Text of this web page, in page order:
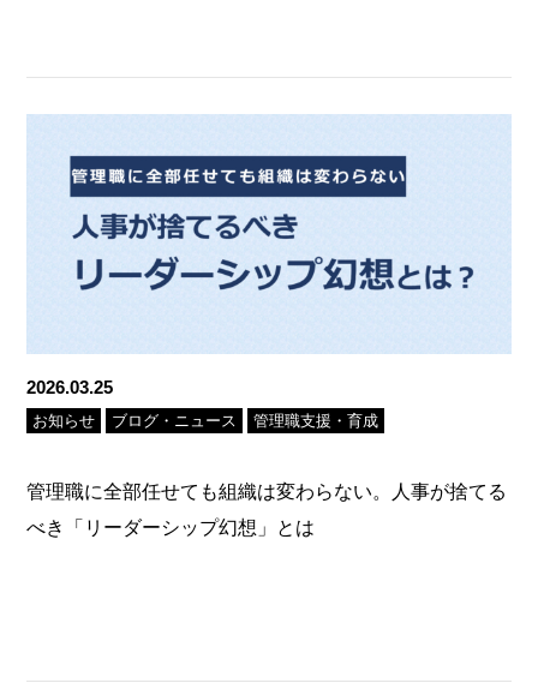
2026.03.25
管理職に全部任せても組織は変わらない。人事が捨てる
べき「リーダーシップ幻想」とは
お知らせ ブログ・ニュース 管理職支援・育成